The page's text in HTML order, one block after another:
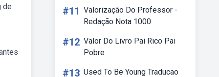
de #11 Valorização Do Professor -
Redação Nota 1000
#12 Valor Do Livro Pai Rico Pai
Pobre
#13 Used To Be Young Traducao